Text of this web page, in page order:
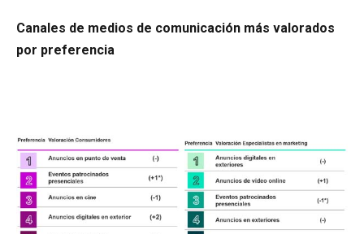
Canales de medios de comunicación más valorados
por preferencia